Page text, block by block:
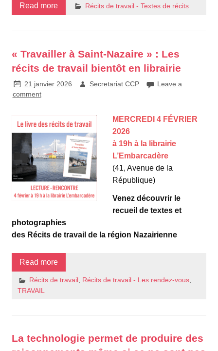
Read more Récits de travail - Textes de récits
« Travailler à Saint-Nazaire » : Les
récits de travail bientôt en librairie
21 janvier 2026 Secretariat CCP
Leave a
comment
MERCREDI 4 FÉVRIER
2026
à 19h à la librairie
L’Embarcadère
(41, Avenue de la
République)
Venez découvrir le
recueil de textes et
photographies
des Récits de travail de la région Nazairienne
Read more
Récits de travail, Récits de travail - Les rendez-vous,
TRAVAIL
La technologie permet de produire des